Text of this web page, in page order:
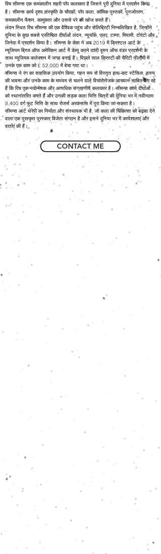
रिच सीमन्स एक समकालीन शहरी पॉप कलाकार है जिसने पूरी दुनिया में प्रदर्शन किया
है। सीमन्स कार्य दृश्य संस्कृति के चौराहों, पॉप कला, कॉमिक पुस्तकों, पुनर्जागरण,
समकालीन फैशन, कामुकता और उससे परे की खोज करते हैं।
लंदन स्थित रिच सीमन्स की एक वैश्विक पहुंच और सेलिब्रिटी निम्नलिखित है, जिन्होंने
दुनिया के कुछ सबसे प्रतिष्ठित दीर्घाओं लंदन, न्यूयॉर्क, एलए, टाम्पा, मियामी, टोरंटो और
जिनेवा में प्रदर्शन किया है। सीमन्स के काम ने अब 2019 में क्रिस्टल आर्ट के
म्यूजियम ब्रिज ऑफ अमेरिकन आर्ट में डेब्यू करने वाली वूमन ऑफ वंडर प्रदर्शनी के
साथ म्यूजियम कलेक्शन में जगह बनाई है। पिछले साल क्रिस्टी की चैरिटी नीलामी में
उनके एक काम को £ 52,000 में बेचा गया था।
सीमन्स ने रंग का साहसिक उपयोग किया, गहन रूप से विस्तृत हाथ-कट स्टेंसिल, हास्य
की भावना और उनके काम के माध्यम से चलने वाले विचारोत्तेजक आख्यान साबित कर रहे
हैं कि रिच एक नवोन्मेषक और अत्यधिक संग्रहणीय कलाकार है। सीमन्स कार्य दीर्घाओं
को स्थानांतरित करते हैं और उनकी सड़क कला भित्ति चित्रों को दुनिया भर में नवीनतम
3,400 वर्ग फुट भित्ति के साथ रोजर्स अरकंसास में पूरा किया जा सकता है।
सीमन्स आर्ट थेरेपी का निर्माता और संस्थापक भी है, जो कला की चिकित्सा को बढ़ावा देने
वाला एक पुरस्कृत पुरस्कार विजेता संगठन है और इसने दुनिया भर में कार्यशालाएं और
वार्ताएं की हैं।
CONTACT ME